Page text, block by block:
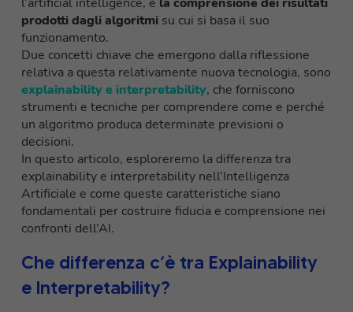
prodotti dagli algoritmi su cui si basa il suo
funzionamento.
Due concetti chiave che emergono dalla riflessione
relativa a questa relativamente nuova tecnologia, sono
explainability e interpretability, che forniscono
strumenti e tecniche per comprendere come e perché
un algoritmo produca determinate previsioni o
decisioni.
In questo articolo, esploreremo la differenza tra
explainability e interpretability nell’Intelligenza
Artificiale e come queste caratteristiche siano
fondamentali per costruire fiducia e comprensione nei
confronti dell’AI.
Che differenza c’è tra Explainability
e Interpretability?